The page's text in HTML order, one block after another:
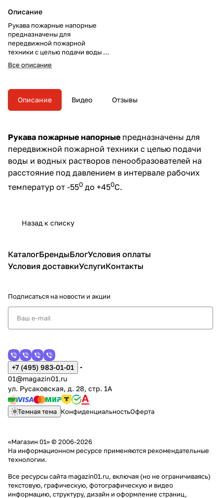
Описание
Рукава пожарные напорные
предназначены для
передвижной пожарной
техники с целью подачи воды и
водных растворов
пенообразователей на
давлением (рабочее давление
до 1,6 МПа).
Все описание
Описание Видео Отзывы
Рукава пожарные напорные предназначены для
передвижной пожарной техники с целью подачи
воды и водных растворов пенообразователей на
расстояние под давлением в интервале рабочих
температур от -550 до +450C.
Назад к списку
КаталогБрендыБлогУсловия оплаты
Условия доставкиУслугиКонтакты
Подписаться на новости и акции
+7 (495) 983-01-01
01@magazin01.ru
ул. Русаковская, д. 28, стр. 1А
Темная тема КонфиденциальностьОферта
«Магазин 01» © 2006-2026
На информационном ресурсе применяются рекомендательные
технологии.
Все ресурсы сайта magazin01.ru, включая (но не ограничиваясь)
текстовую, графическую, фотографическую и видео
информацию, структуру, дизайн и оформление страниц,